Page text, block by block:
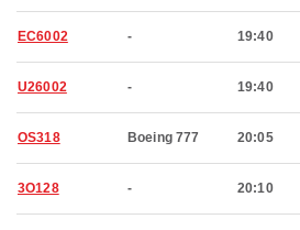
EC6002 - 19:40
U26002 - 19:40
OS318 Boeing 777 20:05
3O128 - 20:10